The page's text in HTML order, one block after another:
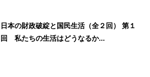
日本の財政破綻と国民生活（全２回） 第１
回 私たちの生活はどうなるか...